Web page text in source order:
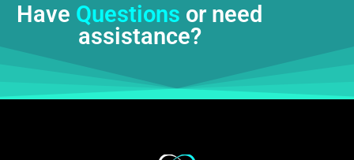
Have Questions or need
assistance?